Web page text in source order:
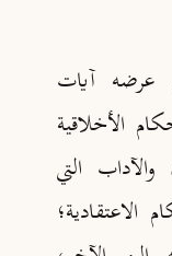
عرضه آيات
الأخلاقية
التي